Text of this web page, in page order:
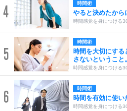
4 時間術
やると決めたから
時間感覚を身につける
5
時間術
時間を大切にする
さないということ。
時間感覚を身につける
6 時間術
時間を有効に使い
時間感覚を身につける